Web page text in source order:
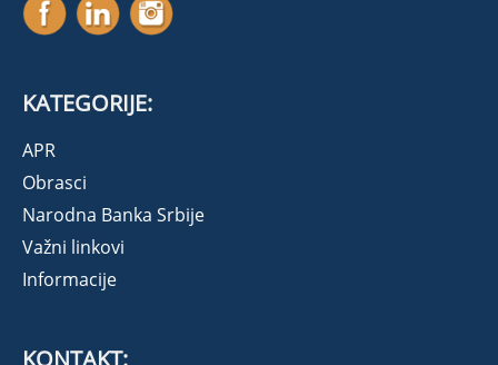
KATEGORIJE:
APR
Obrasci
Narodna Banka Srbije
Važni linkovi
Informacije
KONTAKT: